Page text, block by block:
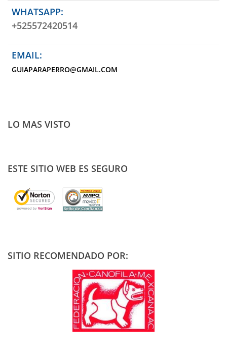
WHATSAPP:
+525572420514
EMAIL:
GUIAPARAPERRO@GMAIL.COM
LO MAS VISTO
ESTE SITIO WEB ES SEGURO
SITIO RECOMENDADO POR: